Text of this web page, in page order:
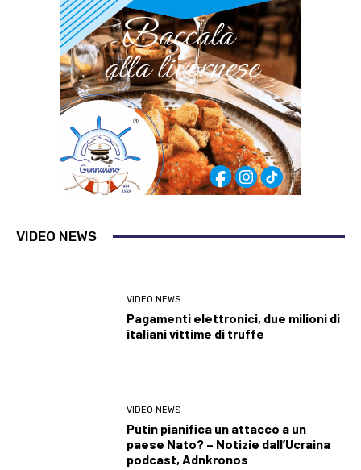
VIDEO NEWS
VIDEO NEWS
Pagamenti elettronici, due milioni di
italiani vittime di truffe
VIDEO NEWS
Putin pianifica un attacco a un
paese Nato? – Notizie dall’Ucraina
podcast, Adnkronos